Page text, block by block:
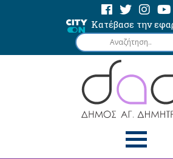
Κατέβασε την